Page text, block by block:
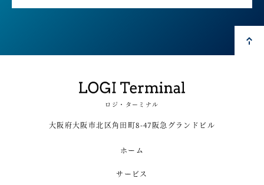
ロジ・ターミナル
大阪府大阪市北区角田町8-47阪急グランドビル
ホーム
サービス